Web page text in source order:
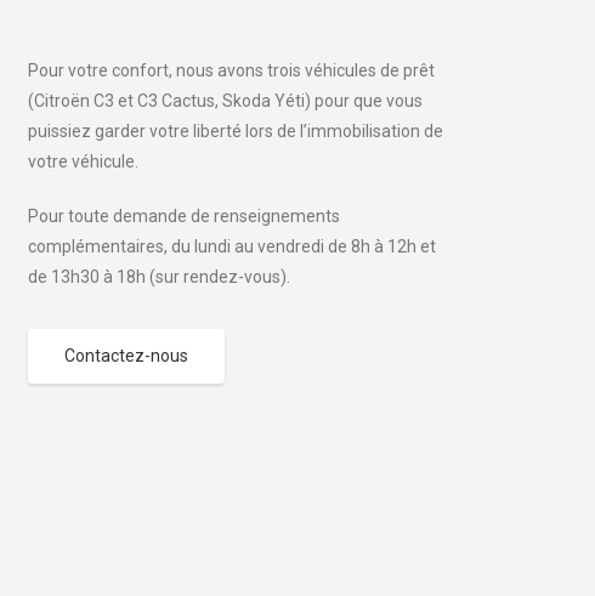
Pour votre confort, nous avons trois véhicules de prêt
(Citroën C3 et C3 Cactus, Skoda Yéti) pour que vous
puissiez garder votre liberté lors de l’immobilisation de
votre véhicule.
Pour toute demande de renseignements
complémentaires, du lundi au vendredi de 8h à 12h et
de 13h30 à 18h (sur rendez-vous).
Contactez-nous